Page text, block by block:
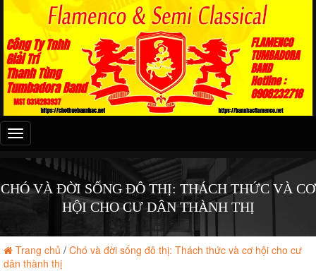
Đây
là
menu
CHÓ VÀ ĐỜI SỐNG ĐÔ THỊ: THÁCH THỨC VÀ CƠ
HỘI CHO CƯ DÂN THÀNH THỊ
Trang chủ / Chó và đời sống đô thị: Thách thức và cơ hội cho cư
dân thành thị